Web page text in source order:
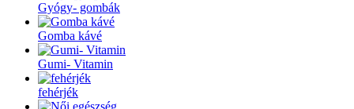
Gyógy- gombák
Gomba kávé
Gumi- Vitamin
fehérjék